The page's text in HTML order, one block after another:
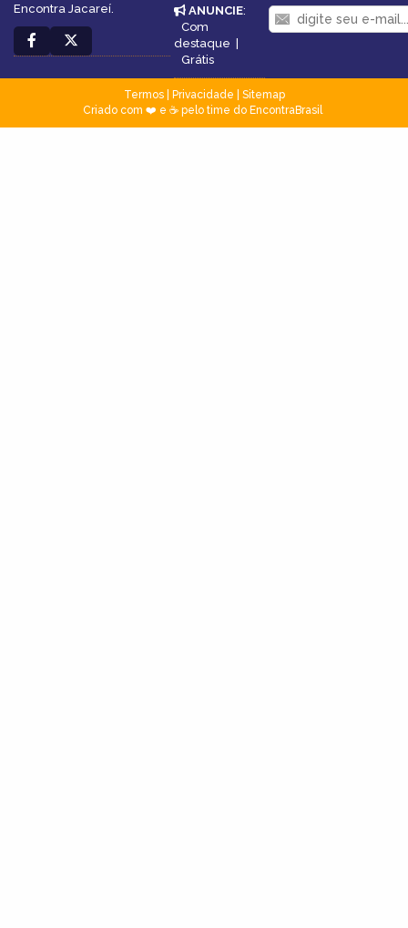
Encontra Jacareí.
ANUNCIE:
Com
destaque |
Grátis
Termos| Privacidade
Sitemap
Criado com ❤️ e ☕ pelo time do EncontraBrasil